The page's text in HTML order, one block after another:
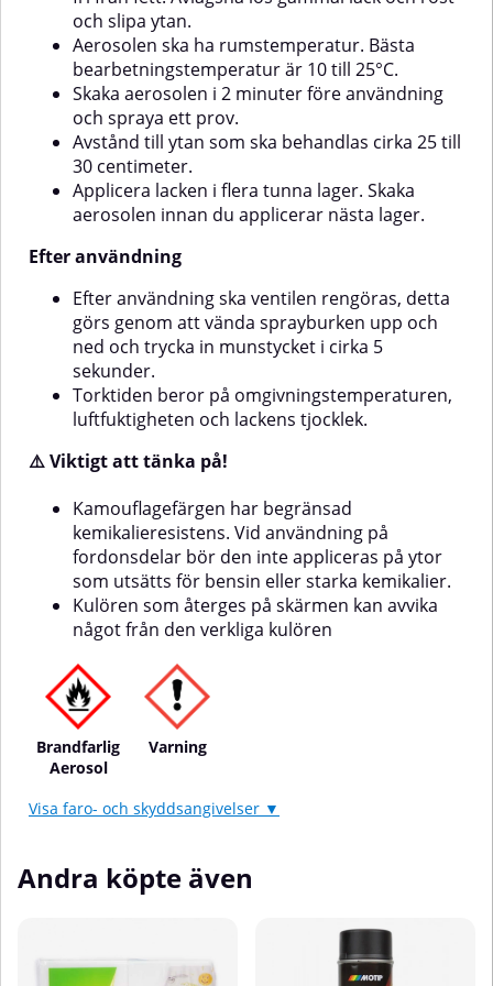
något från kulören som återges
och slipa ytan.
Aerosolen ska ha rumstemperatur. Bästa
bearbetningstemperatur är 10 till 25°C.
Skaka aerosolen i 2 minuter före användning
och spraya ett prov.
Avstånd till ytan som ska behandlas cirka 25 till
30 centimeter.
Applicera lacken i flera tunna lager. Skaka
aerosolen innan du applicerar nästa lager.
Efter användning
Efter användning ska ventilen rengöras, detta
görs genom att vända sprayburken upp och
ned och trycka in munstycket i cirka 5
sekunder.
Torktiden beror på omgivningstemperaturen,
luftfuktigheten och lackens tjocklek.
⚠️Viktigt att tänka på!
Kamouflagefärgen har begränsad
kemikalieresistens. Vid användning på
fordonsdelar bör den inte appliceras på ytor
som utsätts för bensin eller starka kemikalier.
Kulören som återges på skärmen kan avvika
något från den verkliga kulören
Brandfarlig
Aerosol
Varning
Visa faro- och skyddsangivelser ▼
Andra köpte även